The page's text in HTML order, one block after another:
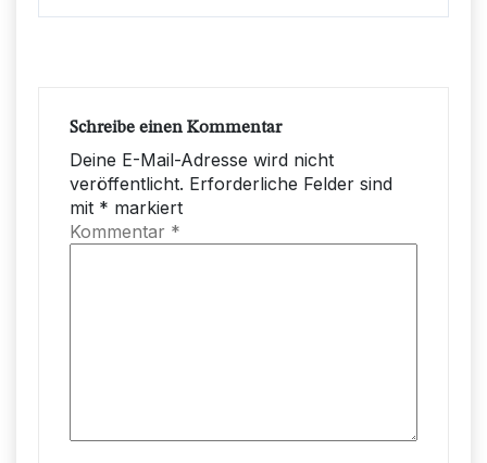
Schreibe einen Kommentar
Deine E-Mail-Adresse wird nicht
veröffentlicht. Erforderliche Felder sind
mit * markiert
Kommentar *